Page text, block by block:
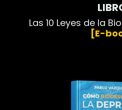
Las 10 Leyes de la
[E-